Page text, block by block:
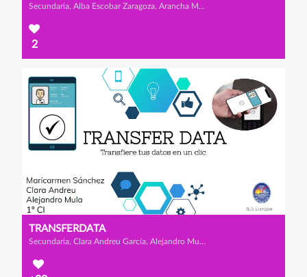
Secundaria, Alba Escobar Zaragoza, Arancha Martínez Simó y Ana Gracia Jódar
2
TRANSFERDATA
Secundaria, Clara Andreu García, Alejandro Mula López y Mª Carmen Sánchez Escarabajal